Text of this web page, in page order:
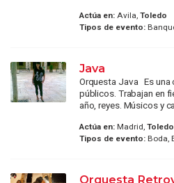
Actúa en:Avila, Toledo
Tipos de evento:
Java
Orquesta Java Es
públicos. Trabajan en
año, reyes. Músicos y
Actúa en:Madrid, Toledo
Tipos de evento:Boda,
Orquesta